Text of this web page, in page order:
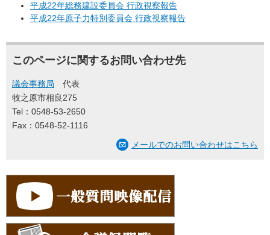
平成22年総務建設委員会 行政視察報告
平成22年原子力特別委員会 行政視察報告
このページに関するお問い合わせ先
議会事務局
代表
牧之原市相良275
Tel：0548-53-2650
Fax：0548-52-1116
メールでのお問い合わせはこちら